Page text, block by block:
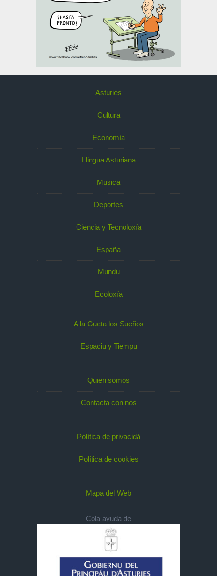
Asturies
Cultura
Economía
Llingua Asturiana
Música
Deportes
Ciencia y Tecnoloxía
España
Mundu
Ecoloxía
A la Gueta los Sueños
Espaciu y Tiempu
Quién somos
Contacta con nos
Política de privacidá
Política de cookies
Mapa del Web
Cola ayuda de